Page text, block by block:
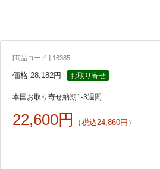
[商品コード ] 16385
価格 28,182円 お取り寄せ
本国お取り寄せ納期1-3週間
22,600円 （税込24,860円）